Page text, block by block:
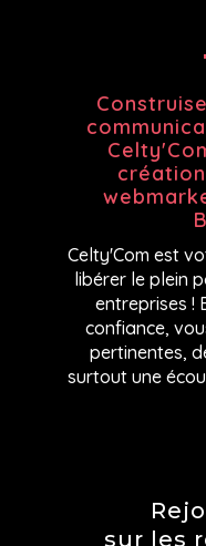
Celty'Com est
libérer le plein
entreprises !
confiance,
pertinentes,
surtout une
sur les